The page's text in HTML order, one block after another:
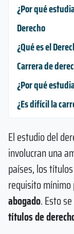
¿Por qué
Derecho
¿Qué es el
Carrera de
¿Por qué
¿Es difícil la
El estudio del
involucran una
países, los
requisito mínimo
abogado. Esto
títulos de